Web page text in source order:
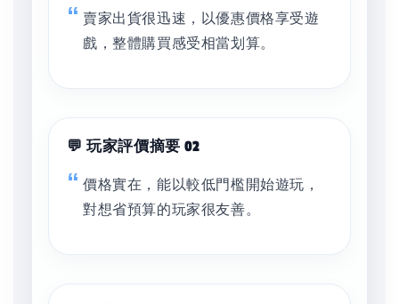
賣家出貨很迅速，以優惠價格享受遊
戲，整體購買感受相當划算。
💬 玩家評價摘要 02
價格實在，能以較低門檻開始遊玩，
對想省預算的玩家很友善。